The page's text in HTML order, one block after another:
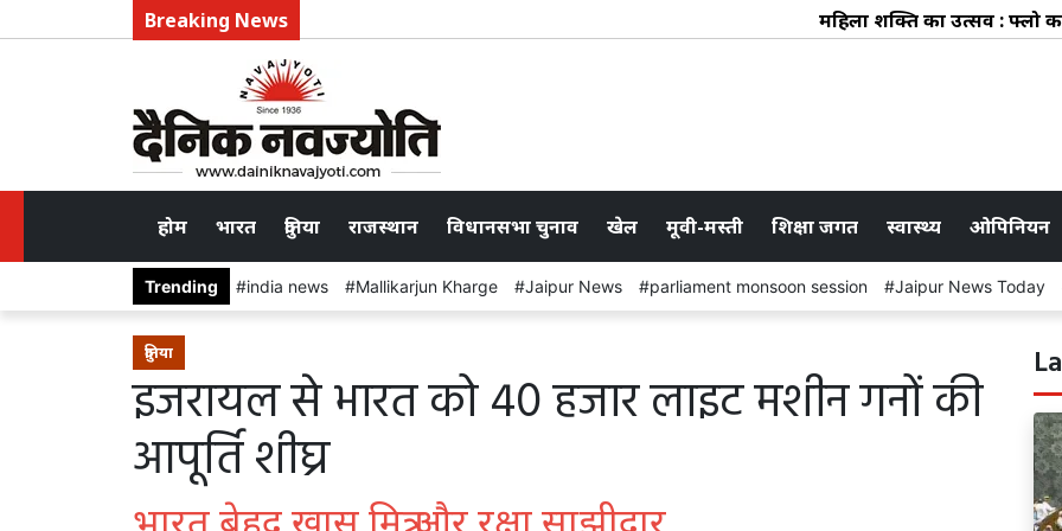
Breaking News महिला शक्ति का उत्सव : फ्लो
होम भारत दुनिया राजस्थान विधानसभा चुनाव खेल मूवी-मस्ती शिक्षा जगत स्वास्थ्य ओपिनियन
Trending india news Mallikarjun Kharge Jaipur News parliament monsoon session Jaipur News Today
दुनिया
इजरायल से भारत को 40 हजार लाइट मशीन गनों की
आपूर्ति शीघ्र
भारत बेहद खास मित्र और रक्षा साझीदार